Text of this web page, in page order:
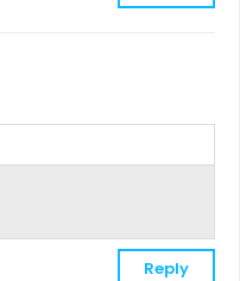
Reply